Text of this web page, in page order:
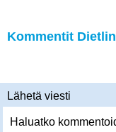
Kommentit
Lähetä viesti
Haluatko